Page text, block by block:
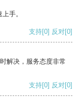
手。
支持[0] 反对[0]
解决，服务态度非常
支持[0] 反对[0]